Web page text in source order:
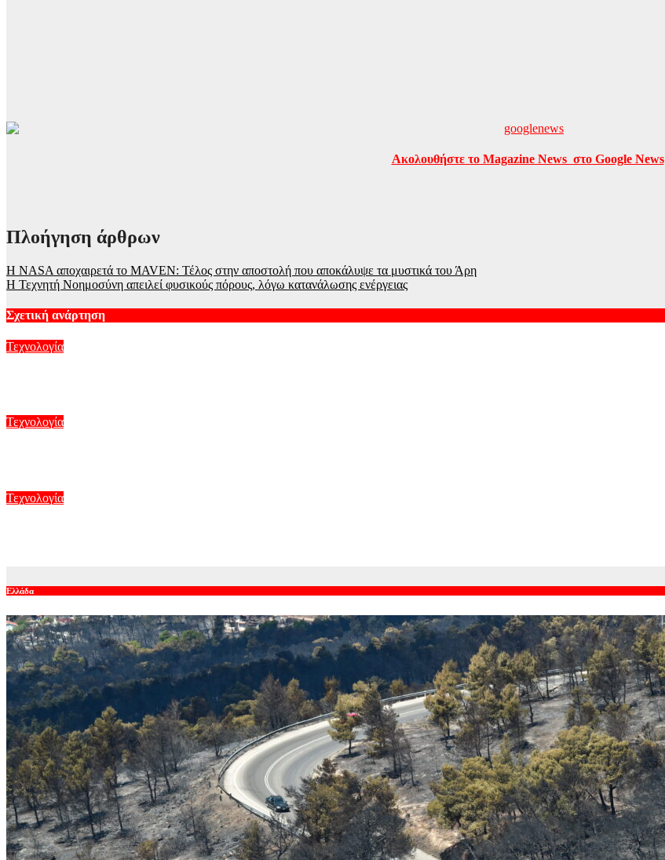
Ακολουθήστε το Magazine News στο Google News
Πλοήγηση άρθρων
Η NASA αποχαιρετά το MAVEN: Τέλος στην αποστολή που αποκάλυψε τα μυστικά του Άρη
Η Τεχνητή Νοημοσύνη απειλεί φυσικούς πόρους, λόγω κατανάλωσης ενέργειας
Σχετική ανάρτηση
Τεχνολογία
Τεχνολογία
Τεχνολογία
Ελλάδα